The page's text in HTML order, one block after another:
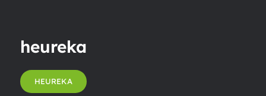
heureka
HEUREKA